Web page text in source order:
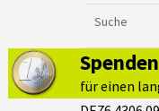
Spenden
für einen